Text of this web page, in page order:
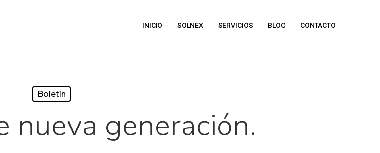
INICIO SOLNEX SERVICIOS BLOG CONTACTO
Boletín
nueva generación.